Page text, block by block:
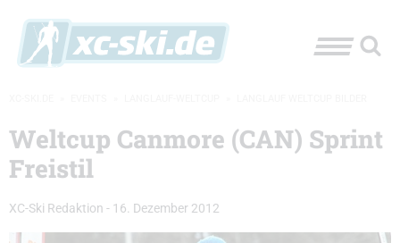
Weltcup Canmore (CAN) Sprint
Freistil
XC-Ski Redaktion - 16. Dezember 2012